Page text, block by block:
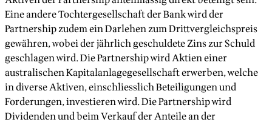
Eine andere Tochtergesellschaft der Bank wird der
Partnership zudem ein Darlehen zum Drittvergleichspreis
gewähren, wobei der jährlich geschuldete Zins zur Schuld
geschlagen wird. Die Partnership wird Aktien einer
australischen Kapitalanlagegesellschaft erwerben, welche
in diverse Aktiven, einschliesslich Beteiligungen und
Forderungen, investieren wird. Die Partnership wird
Dividenden und beim Verkauf der Anteile an der